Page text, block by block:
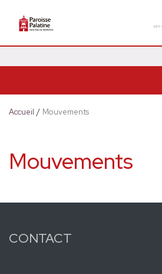
Accueil / Mouvements
Mouvements
CONTACT